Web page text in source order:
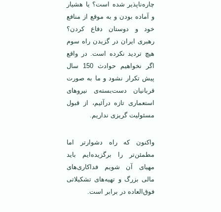
چاره‌ناپذیر شده است؟ یا هشیار
و آماده بودن و به موقع از منافع
خود و دوستان دفاع کردن؟
رهبری ایران در گزیدن راه سوم
هیچ تردید نکرده است. در واقع
اگر نخواهیم حوادث 150 سال
پیش تکرار نشود و ما به صورت
قربانیان دست‌بسته‌ی نیروهای
استعماری تازه درآئیم، از قبول
مسئولیت گریزی نداریم.
واکنون که راه دشوارتر اما
مطمئن‌تر را برگزیده‌ایم باید
مهیای آن شویم فداکاری‌های
مالی بزرگ و تهیه‌های تشکیلاتی
فوق‌العاده در برابر است.